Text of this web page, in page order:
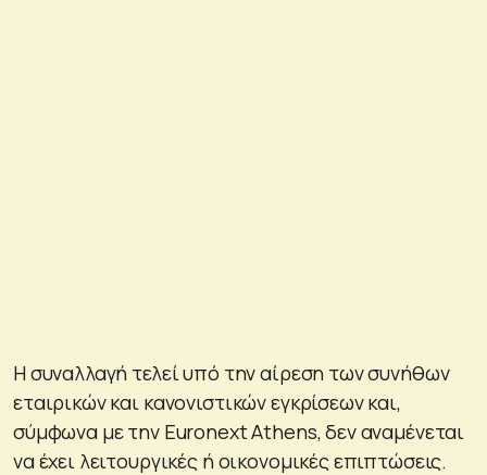
Η συναλλαγή τελεί υπό την αίρεση των συνήθων
εταιρικών και κανονιστικών εγκρίσεων και,
σύμφωνα με την Euronext Athens, δεν αναμένεται
να έχει λειτουργικές ή οικονομικές επιπτώσεις.